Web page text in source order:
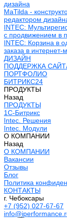
дизайна
MaTilda -
редактором
INTEC:
с продвижением в
INTEC: Корзина в
заказа в интернет-
ДИЗАЙН
ПОДДЕРЖКА
ПОРТФОЛИО
БИТРИКС24
ПРОДУКТЫ
Назад
ПРОДУКТЫ
1С-Битрикс
Intec. Решения
Intec. Модули
О КОМПАНИИ
Назад
О КОМПАНИИ
Вакансии
Отзывы
Блог
Политика
КОНТАКТЫ
г. Чебоксары
+7 (952) 027-67-67